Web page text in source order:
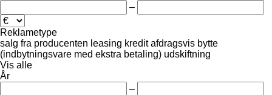
–
Reklametype
salg fra producenten leasing kredit afdragsvis bytte
(indbytningsvare med ekstra betaling) udskiftning
Vis alle
År
–